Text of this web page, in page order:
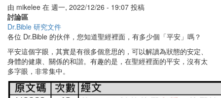
的
手
由 mikelee 在 週一, 2022/12/26 - 19:07 投稿
討論區
Dr.Bible 研究文件
各位 Dr.Bible 的伙伴，您知道聖經裡面，有多少個「平安」嗎？
平安這個字眼，其實是有很多個意思的，可以解讀為狀態的安定、
身體的健康、關係的和諧。有趣的是，在聖經裡面的平安，沒有太
多字眼，非常集中。